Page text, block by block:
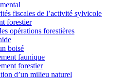
fiscales de l’activité sylvicole
forestier
opérations forestières
boisé
faunique
forestier
d’un milieu naturel